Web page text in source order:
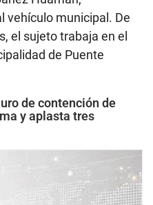
vehículo municipal. De
el sujeto trabaja en el
de Puente
de contención de
y aplasta tres